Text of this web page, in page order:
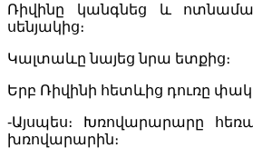
Ռիվինը կանգնեց և
սենյակից։
Կալտաևը նայեց նրա ետքից։
Երբ Ռիվինի հետևից դուռը
-Այսպես։ Խռովարարարը
խռովարարին։